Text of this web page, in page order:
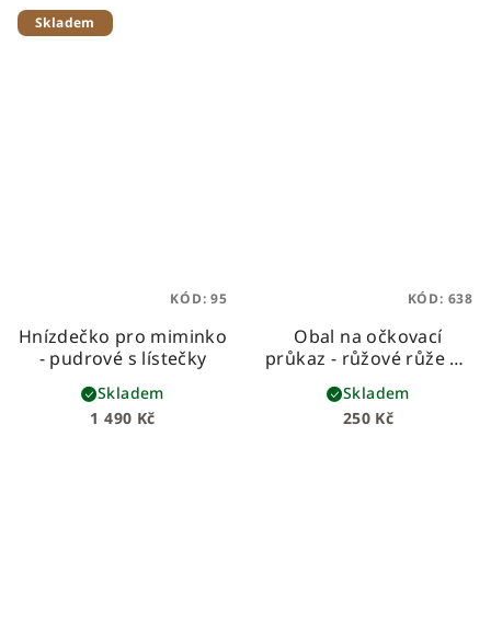
Skladem
Hnízdečko pro miminko
- pudrové s lístečky
1 490 Kč
Skladem
KÓD:95
Obal na očkovací
průkaz - růžové růže na
250 Kč
Skladem
KÓD: 638